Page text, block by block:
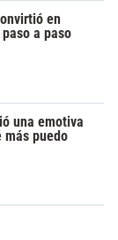
en
a paso
una emotiva
más puedo